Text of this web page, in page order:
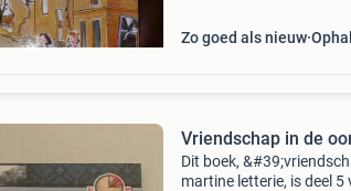
Zo goed als nieuw
Vriendschap in de
Dit boek,
martine letterie, is deel 5